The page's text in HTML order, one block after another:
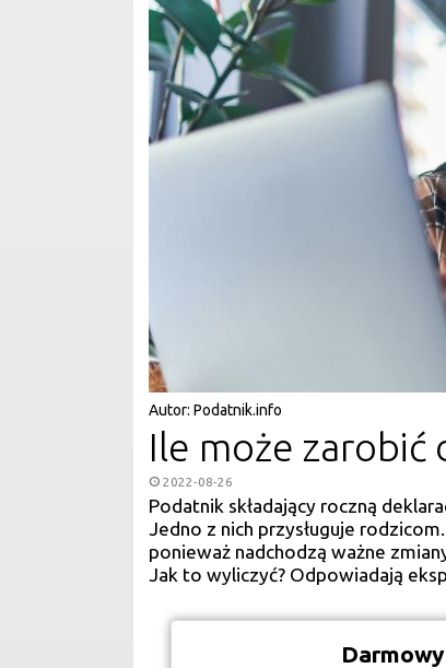
Autor: Podatnik.info
Ile może zarobić
2022-08-26
Podatnik składający roczną
Jedno z nich przysługuje
ponieważ nadchodzą ważne
Jak to wyliczyć? Odpowiadają